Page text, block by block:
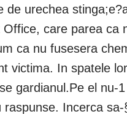
urechea
care parea
ca nu fusesera
victima. In spatele
gardianul.Pe el
Incerca